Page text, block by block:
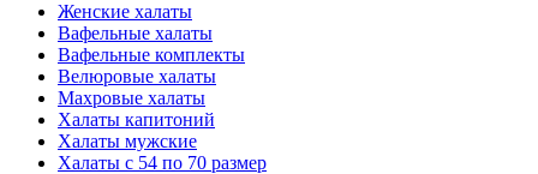
Женские халаты
Вафельные халаты
Вафельные комплекты
Велюровые халаты
Махровые халаты
Халаты капитоний
Халаты мужские
Халаты с 54 по 70 размер